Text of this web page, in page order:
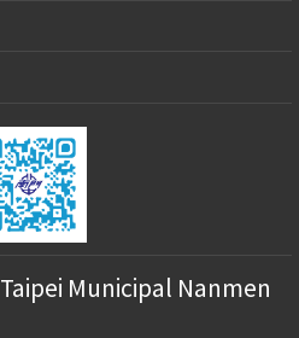
Taipei Municipal Nanmen